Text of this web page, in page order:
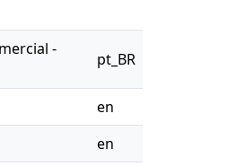
-
pt_BR
en
en